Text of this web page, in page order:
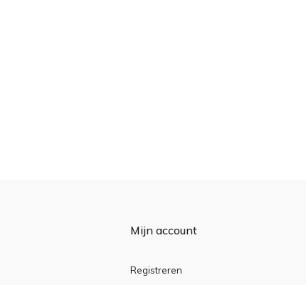
Mijn account
Registreren